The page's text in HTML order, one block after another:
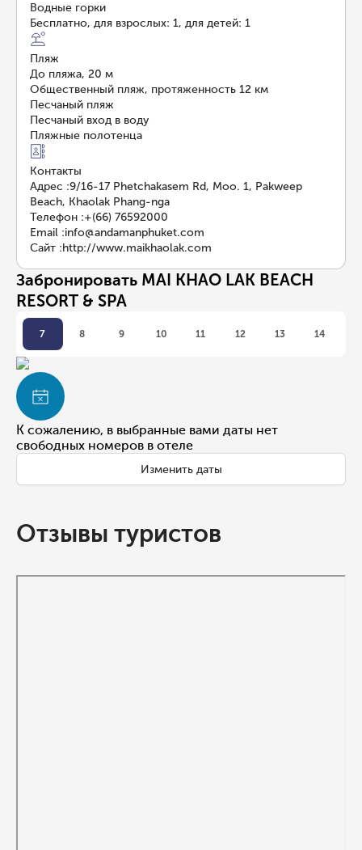
Водные горки
Бесплатно, для взрослых: 1, для детей: 1
Пляж
До пляжа, 20 м
Общественный пляж, протяженность 12 км
Песчаный пляж
Песчаный вход в воду
Пляжные полотенца
Контакты
Адрес :9/16-17 Phetchakasem Rd, Moo. 1, Pakweep
Beach, Khaolak Phang-nga
Телефон :+(66) 76592000
Email :info@andamanphuket.com
Сайт :http://www.maikhaolak.com
Забронировать MAI KHAO LAK BEACH
RESORT & SPA
7 8 9 10 11 12 13 14
К сожалению, в выбранные вами даты нет
свободных номеров в отеле
Изменить даты
Отзывы туристов